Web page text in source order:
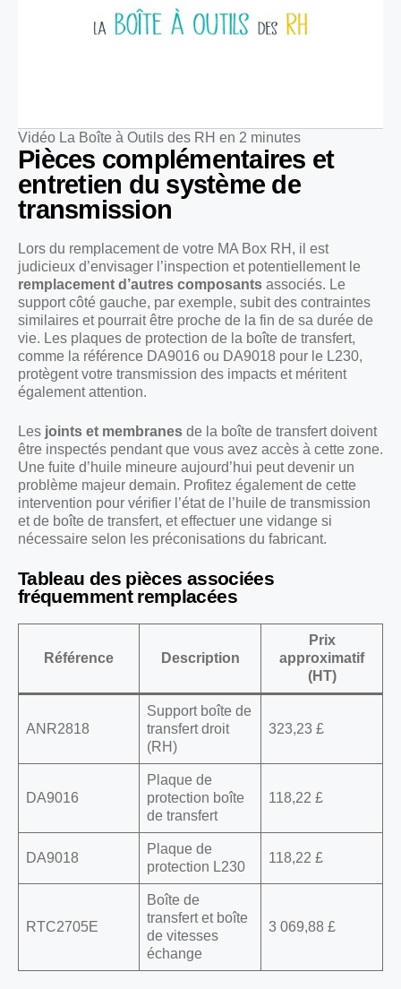
Vidéo La Boîte à Outils des RH en 2 minutes
Pièces complémentaires et
entretien du système de
transmission
Lors du remplacement de votre MA Box RH, il est
judicieux d’envisager l’inspection et potentiellement le
remplacement d’autres composants associés. Le
support côté gauche, par exemple, subit des contraintes
similaires et pourrait être proche de la fin de sa durée de
vie. Les plaques de protection de la boîte de transfert,
comme la référence DA9016 ou DA9018 pour le L230,
protègent votre transmission des impacts et méritent
également attention.
Les joints et membranes de la boîte de transfert doivent
être inspectés pendant que vous avez accès à cette zone.
Une fuite d’huile mineure aujourd’hui peut devenir un
problème majeur demain. Profitez également de cette
intervention pour vérifier l’état de l’huile de transmission
et de boîte de transfert, et effectuer une vidange si
nécessaire selon les préconisations du fabricant.
Tableau des pièces associées
fréquemment remplacées
Référence Description
Prix
approximatif
(HT)
ANR2818
Support boîte de
transfert droit
(RH)
323,23 £
DA9016
Plaque de
protection boîte
de transfert
118,22 £
DA9018
Plaque de
protection L230
118,22 £
RTC2705E
Boîte de
transfert et boîte
de vitesses
échange
3 069,88 £